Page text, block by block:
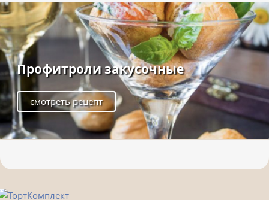
Профитроли закусочные
смотреть рецепт